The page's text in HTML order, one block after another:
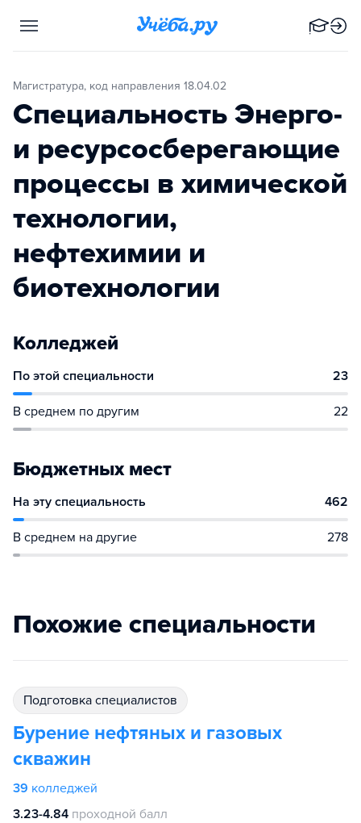
Магистратура, код направления 18.04.02
Специальность Энерго-
и ресурсосберегающие
процессы в химической
технологии,
нефтехимии и
биотехнологии
Колледжей
По этой специальности 23
В среднем по другим 22
Бюджетных мест
На эту специальность 462
В среднем на другие 278
Похожие специальности
подготовка специалистов
Бурение нефтяных и газовых
скважин
39 колледжей
3.23-4.84 проходной балл